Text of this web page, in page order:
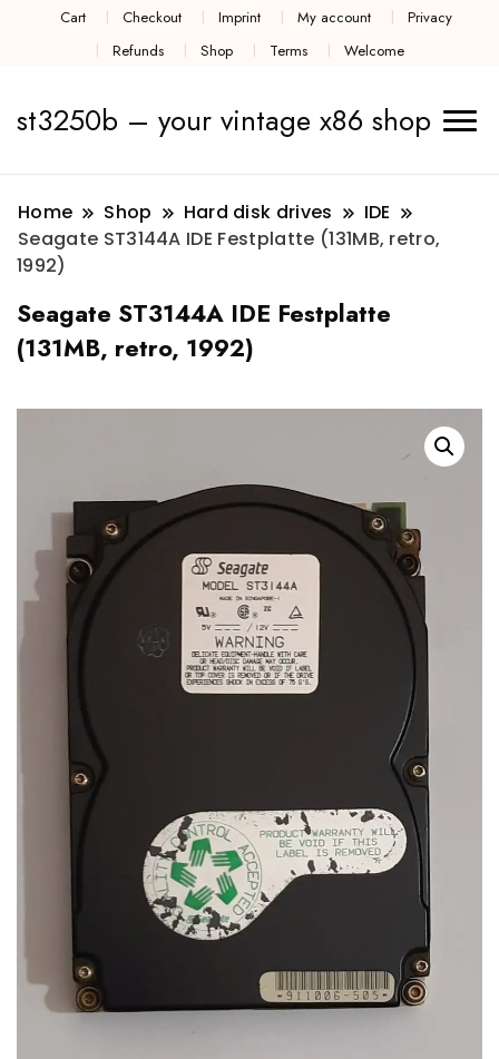
Cart Checkout Imprint My account
Privacy
Refunds
Shop Terms Welcome
st3250b – your vintage x86 shop
Home Shop Hard disk drives
IDE
Seagate ST3144A IDE Festplatte (131MB, retro,
1992)
Seagate ST3144A IDE Festplatte
(131MB, retro, 1992)